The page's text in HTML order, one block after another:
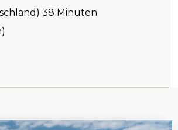
38 Minuten